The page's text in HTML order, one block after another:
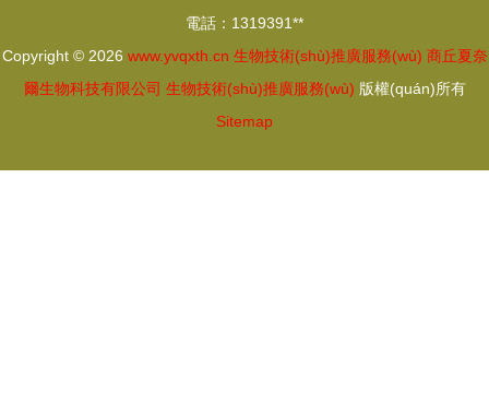
電話：1319391**
Copyright © 2026 www.yvqxth.cn 生物技術(shù)推廣服務(wù) 商丘夏奈
爾生物科技有限公司 生物技術(shù)推廣服務(wù) 版權(quán)所有
Sitemap